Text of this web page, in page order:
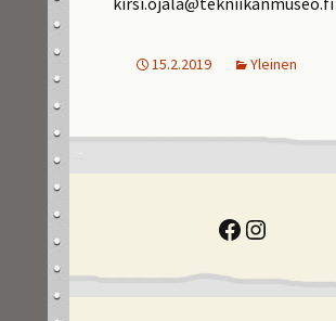
15.2.2019 Yleinen
Facebook
Instagram